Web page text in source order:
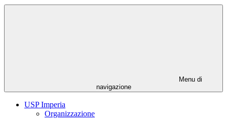
Menu di
navigazione
USP Imperia
Organizzazione